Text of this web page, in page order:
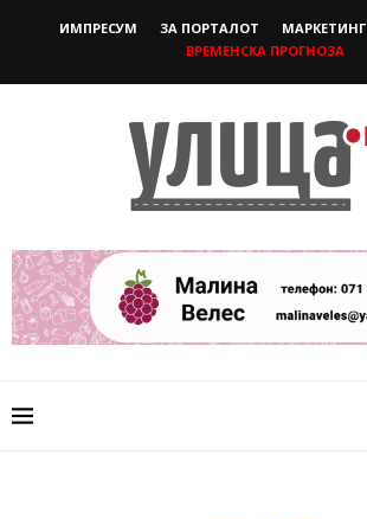
ИМПРЕСУМ ЗА ПОРТАЛОТ МАРКЕТИНГ
ВРЕМЕНСКА ПРОГНОЗА